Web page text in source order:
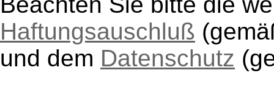
Haftungsauschluß
und dem Datenschutz